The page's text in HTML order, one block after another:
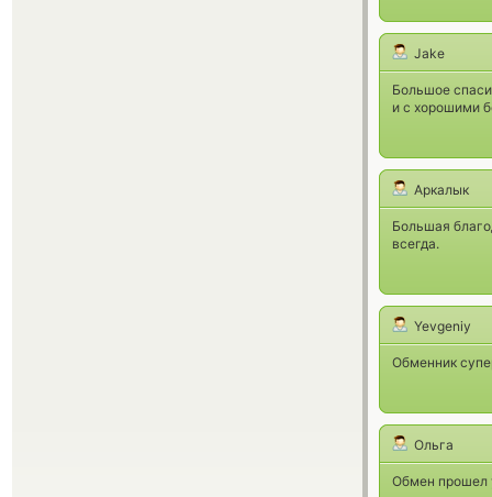
Jake
Большое
и с хорошими
Аркалык
Большая
всегда.
Yevgeniy
Обменник
Ольга
Обмен прошел